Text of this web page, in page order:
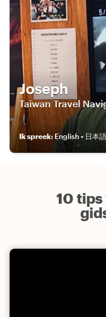
Joseph
Taiwan Travel
Ik spreek: English • 日本
10 tips